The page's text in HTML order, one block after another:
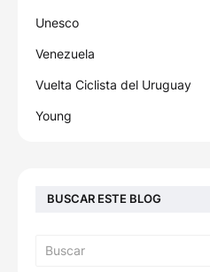
Unesco
Venezuela
Vuelta Ciclista del Uruguay
Young
BUSCAR ESTE BLOG